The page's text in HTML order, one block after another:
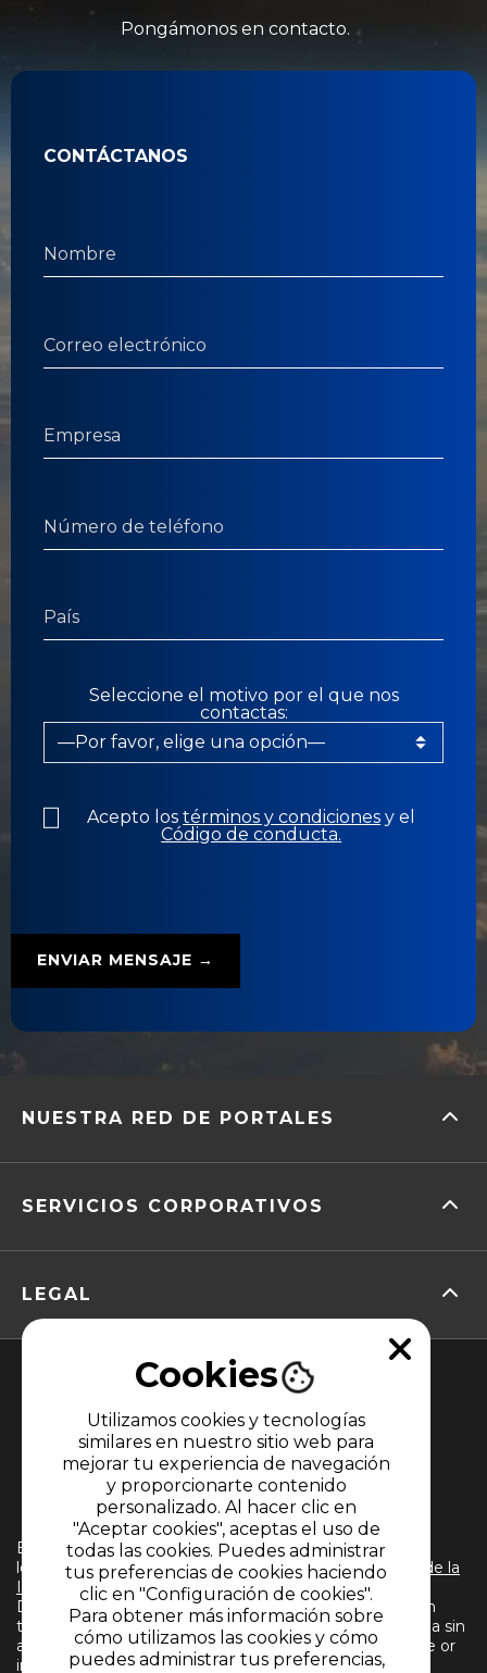
Pongámonos en contacto.
CONTÁCTANOS
Seleccione el motivo por el que nos
contactas:
Acepto lostérminos y condiciones y el
Código de conducta.
NUESTRA RED DE PORTALES
SERVICIOS CORPORATIVOS
LEGAL
MIEMBRO DE
El uso de este sitio web implica la aceptación de
los
Términos y condicionesy Políticas de Tratamiento de la
Información de CARACOL TELEVISIÓN S.A. Todos los
Derechos Reservados D.R.A. Prohibida su reproducción
total o parcial, así como su traducción a cualquier idioma sin
autorización escrita de su titular. Reproduction in whole or
in part, or translation without written permission is
Cookies
Utilizamos cookies y tecnologías
similares en nuestro sitio web para
mejorar tu experiencia de navegación
y proporcionarte contenido
personalizado. Al hacer clic en
"Aceptar cookies", aceptas el uso de
todas las cookies. Puedes administrar
tus preferencias de cookies haciendo
clic en "Configuración de cookies".
Para obtener más información sobre
cómo utilizamos las cookies y cómo
puedes administrar tus preferencias,